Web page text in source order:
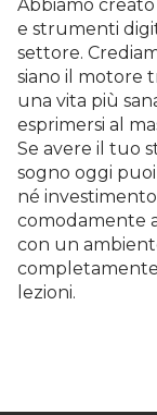
Abbiamo creato
e strumenti
settore.
siano il motore
una vita più
esprimersi al
Se avere il tuo
sogno oggi
né
comodamente
con un
lezioni.